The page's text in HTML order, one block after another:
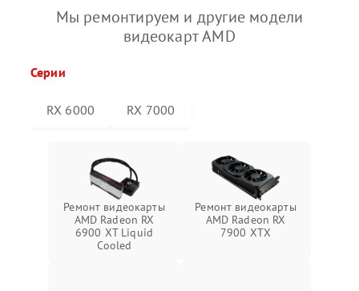
Мы ремонтируем и другие модели
видеокарт AMD
Серии
RX 6000 RX 7000
Ремонт видеокарты
AMD Radeon RX
6900 XT Liquid
Cooled
Ремонт видеокарты
AMD Radeon RX
7900 XTX